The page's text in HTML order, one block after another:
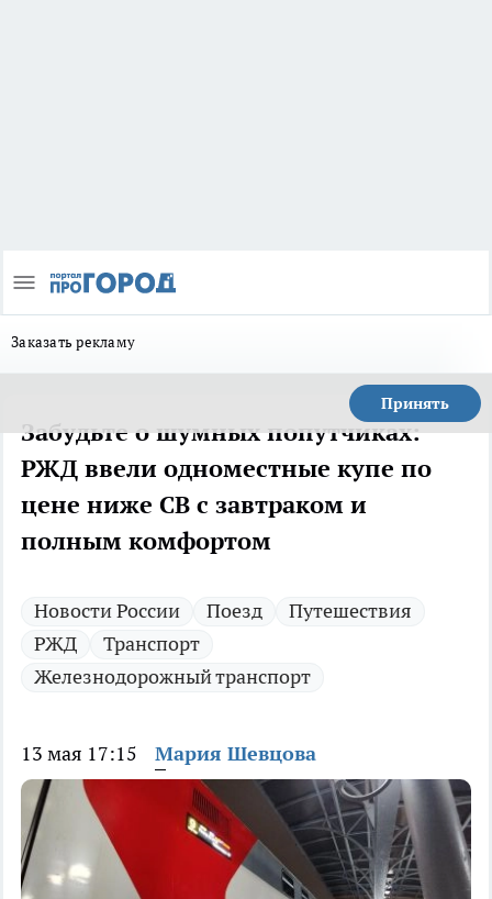
Заказать рекламу
Принять
Забудьте о шумных попутчиках:
РЖД ввели одноместные купе по
цене ниже СВ с завтраком и
полным комфортом
Новости России Поезд
Путешествия
РЖД
Транспорт
Железнодорожный транспорт
13 мая 17:15 Мария Шевцова